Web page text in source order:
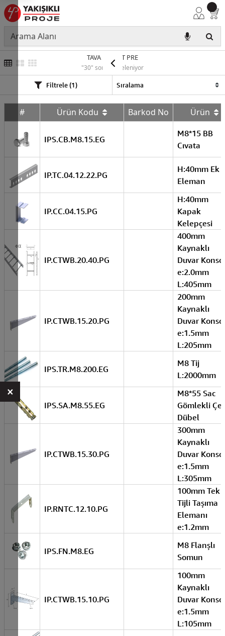
TAVA APARAT PRE
"30" sonuç listeleniyor
Filtrele (1)
# Ürün Kodu Barkod No Ürün
IPS.CB.M8.15.EG
M8*15 BB
Cıvata
IP.TC.04.12.22.PG
H:40mm Ek
Eleman
IP.CC.04.15.PG
H:40mm
Kapak
Kelepçesi
IP.CTWB.20.40.PG
400mm
Kaynaklı
Duvar
e:2.0mm
L:405mm
IP.CTWB.15.20.PG
200mm
Kaynaklı
Duvar
e:1.5mm
L:205mm
IPS.TR.M8.200.EG
M8 Tij
L:2000mm
IPS.SA.M8.55.EG
M8*55 Sac
Gömlekli
Dübel
IP.CTWB.15.30.PG
300mm
Kaynaklı
Duvar
e:1.5mm
L:305mm
IP.RNTC.12.10.PG
100mm Tek
Tijli Taşıma
Elemanı
e:1.2mm
IPS.FN.M8.EG
M8 Flanşlı
Somun
IP.CTWB.15.10.PG
100mm
Kaynaklı
Duvar
e:1.5mm
L:105mm
×